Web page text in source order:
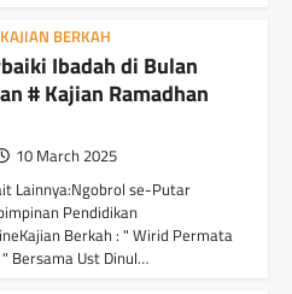
KAJIAN BERKAH
Ibadah di Bulan
# Kajian Ramadhan
10 March 2025
Lainnya:Ngobrol se-Putar
Pendidikan
Berkah : " Wirid Permata
Bersama Ust Dinul…